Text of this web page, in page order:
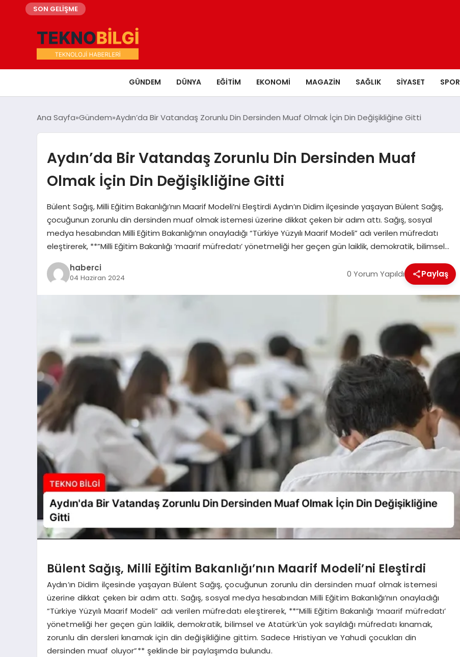
SON GELİŞME
GÜNDEM DÜNYA EĞITIM EKONOMI MAGAZIN SAĞLIK SIYASET SPOR
Ana Sayfa Gündem Aydın’da Bir Vatandaş Zorunlu Din Dersinden Muaf Olmak İçin Din Değişikliğine Gitti
Aydın’da Bir Vatandaş Zorunlu Din Dersinden Muaf
Olmak İçin Din Değişikliğine Gitti
Bülent Sağış, Milli Eğitim Bakanlığı’nın Maarif Modeli’ni Eleştirdi Aydın’ın Didim ilçesinde yaşayan Bülent Sağış,
çocuğunun zorunlu din dersinden muaf olmak istemesi üzerine dikkat çeken bir adım attı. Sağış, sosyal
medya hesabından Milli Eğitim Bakanlığı’nın onayladığı “Türkiye Yüzyılı Maarif Modeli” adı verilen müfredatı
eleştirerek, **”Milli Eğitim Bakanlığı ‘maarif müfredatı’ yönetmeliği her geçen gün laiklik, demokratik, bilimsel…
haberci
04 Haziran 2024 0 Yorum Yapıldı Paylaş
Bülent Sağış, Milli Eğitim Bakanlığı’nın Maarif Modeli’ni Eleştirdi
Aydın’ın Didim ilçesinde yaşayan Bülent Sağış, çocuğunun zorunlu din dersinden muaf olmak istemesi
üzerine dikkat çeken bir adım attı. Sağış, sosyal medya hesabından Milli Eğitim Bakanlığı’nın onayladığı
“Türkiye Yüzyılı Maarif Modeli” adı verilen müfredatı eleştirerek, **”Milli Eğitim Bakanlığı ‘maarif müfredatı’
yönetmeliği her geçen gün laiklik, demokratik, bilimsel ve Atatürk’ün yok sayıldığı müfredatı kınamak,
zorunlu din dersleri kınamak için din değişikliğine gittim. Sadece Hristiyan ve Yahudi çocukları din
dersinden muaf oluyor”** şeklinde bir paylaşımda bulundu.